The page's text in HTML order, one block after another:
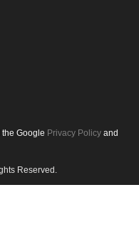
Google Privacy Policy and
Reserved.